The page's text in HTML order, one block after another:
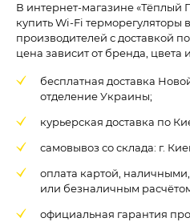
В интернет-магазине «Тёплый
купить Wi-Fi терморегуляторы
производителей с доставкой
цена зависит от бренда, цвета
бесплатная доставка
отделение Украины;
курьерская доставка по
самовывоз со склада: г.
оплата картой,
или безналичным
официальная гарантия